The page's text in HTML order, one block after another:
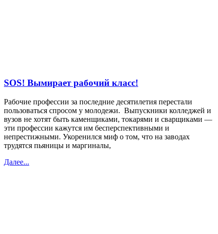
SOS! Вымирает рабочий класс!
Рабочие профессии за последние десятилетия перестали
пользоваться спросом у молодежи. Выпускники колледжей и
вузов не хотят быть каменщиками, токарями и сварщиками —
эти профессии кажутся им бесперспективными и
непрестижными. Укоренился миф о том, что на заводах
трудятся пьяницы и маргиналы,
Далее...